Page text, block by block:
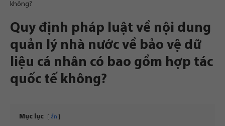
không?
Quy định pháp luật về nội dung
quản lý nhà nước về bảo vệ dữ
liệu cá nhân có bao gồm hợp tác
quốc tế không?
Mục lục ẩn